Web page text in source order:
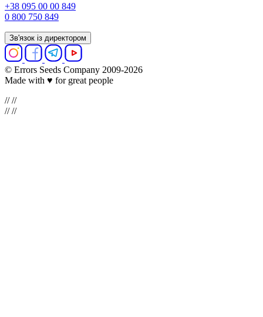
+38 095 00 00 849
0 800 750 849
Зв'язок із директором
© Errors Seeds Company 2009-2026
Made with ♥ for great people
////
////